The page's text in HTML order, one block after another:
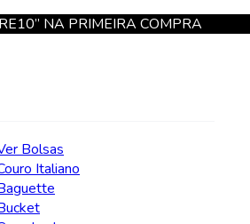
NA PRIMEIRA COMPRA
Bolsas
Italiano